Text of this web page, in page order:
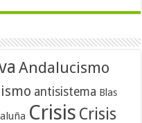
Andalucismo
antisistema Blas
Crisis Crisis